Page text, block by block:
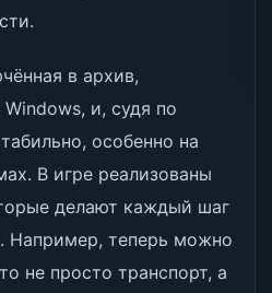
в архив,
Windows, и, судя по
особенно на
В игре реализованы
делают каждый шаг
Например, теперь можно
не просто транспорт, а